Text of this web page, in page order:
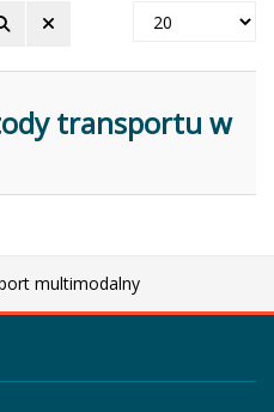
Pokaż
transportu w
multimodalny